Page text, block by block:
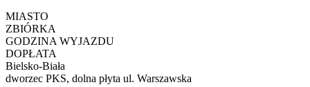
MIASTO
ZBIÓRKA
GODZINA WYJAZDU
DOPŁATA
Bielsko-Biała
dworzec PKS, dolna płyta ul. Warszawska